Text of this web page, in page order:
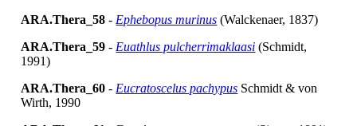
ARA.Thera_58 - Ephebopus murinus (Walckenaer, 1837)
ARA.Thera_59 - Euathlus pulcherrimaklaasi (Schmidt,
1991)
ARA.Thera_60 - Eucratoscelus pachypus Schmidt & von
Wirth, 1990